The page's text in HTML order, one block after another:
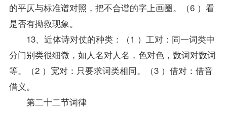
的平仄与标准谱对照，把不合谱的字上画圈。（6 ）看
是否有拗救现象。
13、近体诗对仗的种类：（1 ）工对：同一词类中
分门别类很细微，如人名对人名，色对色，数词对数词
等。（2 ）宽对：只要求词类相同。（3 ）借对：借音
借义。
第二十二节词律